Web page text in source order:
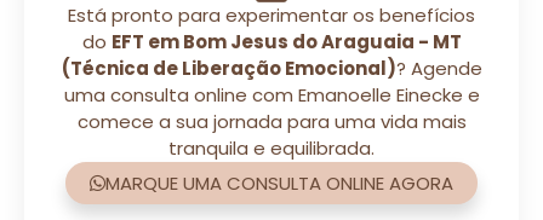
Está pronto para experimentar os benefícios
do EFT em Bom Jesus do Araguaia - MT
(Técnica de Liberação Emocional)? Agende
uma consulta online com Emanoelle Einecke e
comece a sua jornada para uma vida mais
tranquila e equilibrada.
MARQUE UMA CONSULTA ONLINE AGORA